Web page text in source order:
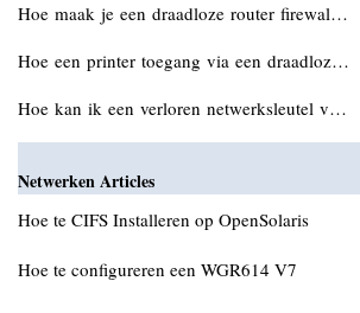
Hoe maak je een draadloze router firewal…
Hoe een printer toegang via een draadloz…
Hoe kan ik een verloren netwerksleutel v…
Netwerken Articles
Hoe te CIFS Installeren op OpenSolaris
Hoe te configureren een WGR614 V7